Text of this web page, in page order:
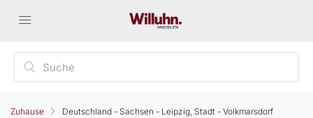
Zuhause Deutschland - Sachsen - Leipzig, Stadt - Volkmarsdorf